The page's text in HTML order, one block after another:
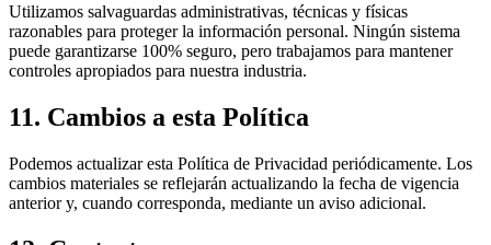
Utilizamos salvaguardas administrativas, técnicas y físicas
razonables para proteger la información personal. Ningún sistema
puede garantizarse 100% seguro, pero trabajamos para mantener
controles apropiados para nuestra industria.
11. Cambios a esta Política
Podemos actualizar esta Política de Privacidad periódicamente. Los
cambios materiales se reflejarán actualizando la fecha de vigencia
anterior y, cuando corresponda, mediante un aviso adicional.